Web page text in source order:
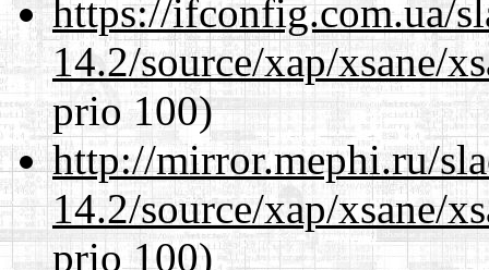
https://ifconfig.com.ua/
14.2/source/xap/xsane/
prio 100)
http://mirror.mephi.ru/
14.2/source/xap/xsane/
prio 100)